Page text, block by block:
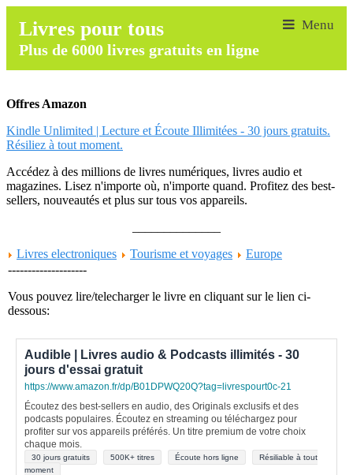
Livres pour tous
Plus de 6000 livres gratuits en ligne
Offres Amazon
Kindle Unlimited | Lecture et Écoute Illimitées - 30 jours gratuits.
Résiliez à tout moment.
Accédez à des millions de livres numériques, livres audio et
magazines. Lisez n'importe où, n'importe quand. Profitez des best-
sellers, nouveautés et plus sur tous vos appareils.
Livres electroniques
Tourisme et voyages
Europe
--------------------
Vous pouvez lire/telecharger le livre en cliquant sur le lien ci-
dessous:
Audible | Livres audio & Podcasts illimités - 30
jours d'essai gratuit
https://www.amazon.fr/dp/B01DPWQ20Q?tag=livrespourt0c-21
Écoutez des best-sellers en audio, des Originals exclusifs et des
podcasts populaires. Écoutez en streaming ou téléchargez pour
profiter sur vos appareils préférés. Un titre premium de votre choix
chaque mois.
30 jours gratuits 500K+ titres Écoute hors ligne
Résiliable à tout
moment